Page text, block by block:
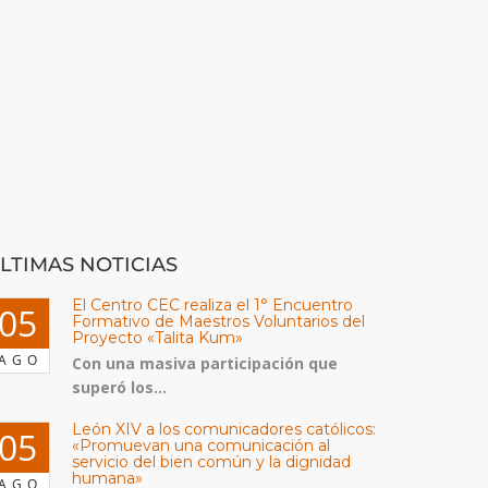
NOTICIAS
El Centro CEC realiza el 1° Encuentro
Formativo de Maestros Voluntarios del
Proyecto «Talita Kum»
Con una masiva participación que
superó los...
León XIV a los comunicadores católicos:
«Promuevan una comunicación al
servicio del bien común y la dignidad
humana»